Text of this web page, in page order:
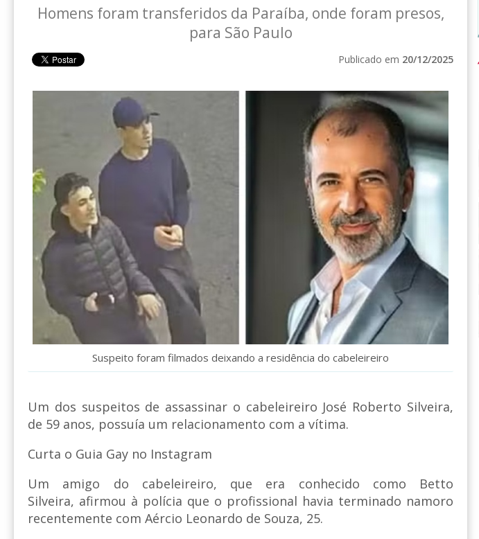
Homens foram transferidos da Paraíba, onde foram presos,
para São Paulo
Publicado em 20/12/2025
Suspeito foram filmados deixando a residência do cabeleireiro
Um dos suspeitos de assassinar o cabeleireiro José Roberto Silveira,
de 59 anos, possuía um relacionamento com a vítima.
Curta o Guia Gay no Instagram
Um amigo do cabeleireiro, que era conhecido como Betto
Silveira, afirmou à polícia que o profissional havia terminado namoro
recentemente com Aércio Leonardo de Souza, 25.